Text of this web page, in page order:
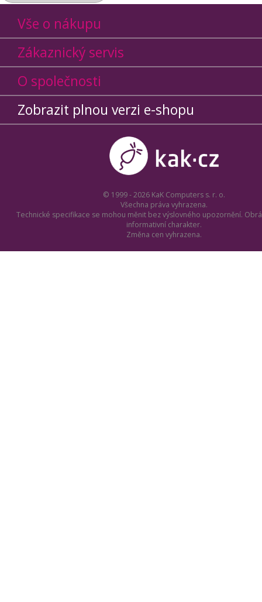
Vše o nákupu
Zákaznický servis
O společnosti
Zobrazit plnou verzi e-shopu
© 1999 - 2026 KaK Computers s. r. o.
Všechna práva vyhrazena.
Technické specifikace se mohou měnit bez výslovného upozornění.
informativní charakter.
Změna cen vyhrazena.